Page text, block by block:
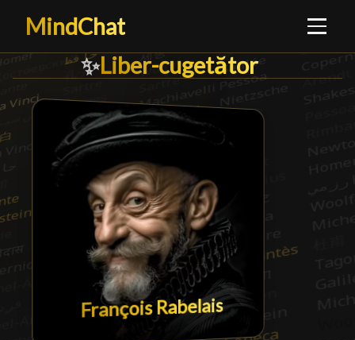
MindChat
✨Liber-cugetător
Liber-cugetător█
François Rabelais